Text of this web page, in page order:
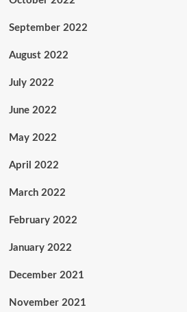
September 2022
August 2022
July 2022
June 2022
May 2022
April 2022
March 2022
February 2022
January 2022
December 2021
November 2021